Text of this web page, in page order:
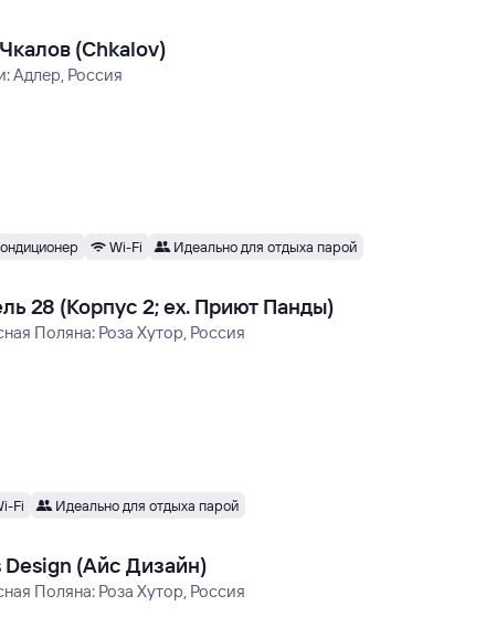
Чкалов (Chkalov)
Адлер, Россия
Wi-Fi Идеально для отдыха парой
28 (Корпус 2; ex. Приют Панды)
Поляна: Роза Хутор, Россия
Fi Идеально для отдыха парой
Design (Айс Дизайн)
Поляна: Роза Хутор, Россия